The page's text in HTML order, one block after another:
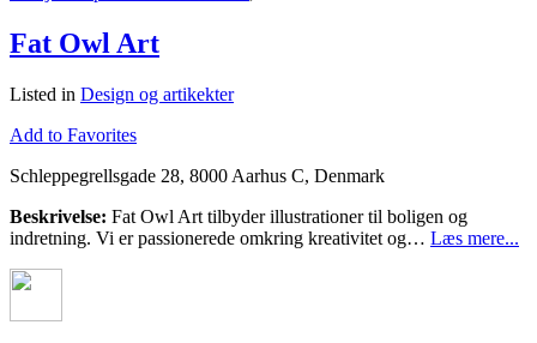
Fat Owl Art
Listed in Design og artikekter
Add to Favorites
Schleppegrellsgade 28, 8000 Aarhus C, Denmark
Beskrivelse: Fat Owl Art tilbyder illustrationer til boligen og
indretning. Vi er passionerede omkring kreativitet og… Læs mere...